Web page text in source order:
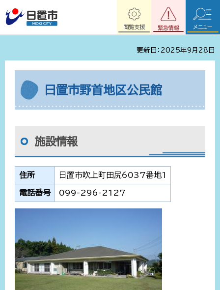
緊急情報
閲覧支援 メニュー
更新日：2025年9月28日
日置市野首地区公民館
施設情報
住所 日置市吹上町田尻6037番地1
電話番号 099-296-2127